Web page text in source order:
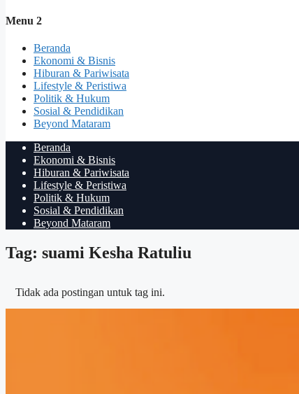
Menu 2
Beranda
Ekonomi & Bisnis
Hiburan & Pariwisata
Lifestyle & Peristiwa
Politik & Hukum
Sosial & Pendidikan
Beyond Mataram
Beranda
Ekonomi & Bisnis
Hiburan & Pariwisata
Lifestyle & Peristiwa
Politik & Hukum
Sosial & Pendidikan
Beyond Mataram
Tag: suami Kesha Ratuliu
Tidak ada postingan untuk tag ini.